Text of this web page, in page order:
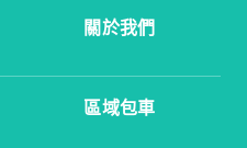
關於我們
區域包車